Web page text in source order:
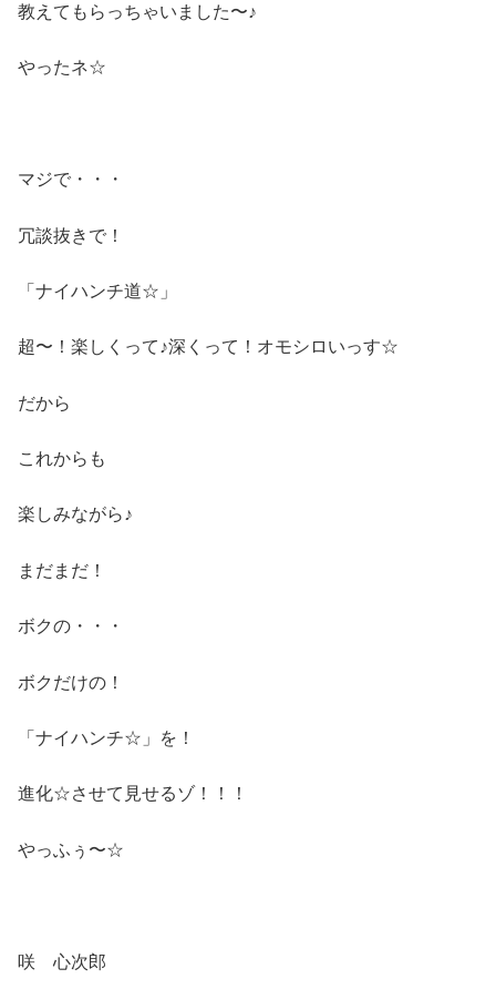
教えてもらっちゃいました〜♪
やったネ☆
マジで・・・
冗談抜きで！
「ナイハンチ道☆」
超〜！楽しくって♪深くって！オモシロいっす☆
だから
これからも
楽しみながら♪
まだまだ！
ボクの・・・
ボクだけの！
「ナイハンチ☆」を！
進化☆させて見せるゾ！！！
やっふぅ〜☆
咲 心次郎